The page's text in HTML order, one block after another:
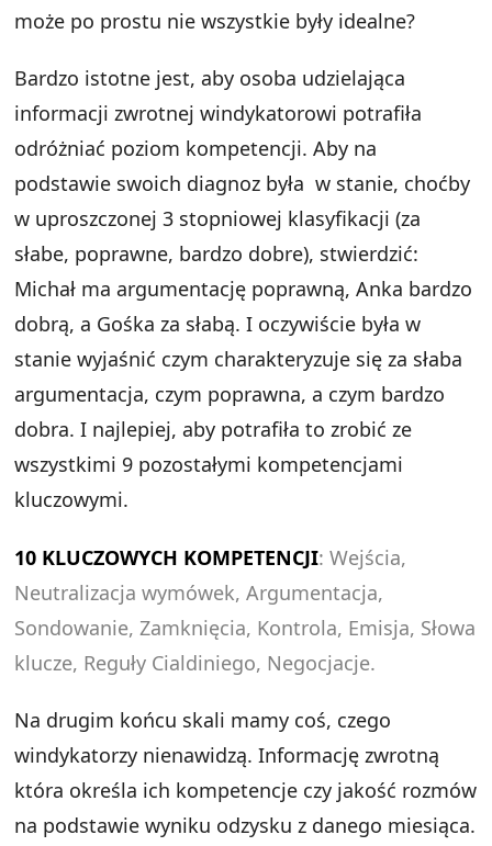
może po prostu nie wszystkie były idealne?
Bardzo istotne jest, aby osoba udzielająca
informacji zwrotnej windykatorowi potrafiła
odróżniać poziom kompetencji. Aby na
podstawie swoich diagnoz była w stanie, choćby
w uproszczonej 3 stopniowej klasyfikacji (za
słabe, poprawne, bardzo dobre), stwierdzić:
Michał ma argumentację poprawną, Anka bardzo
dobrą, a Gośka za słabą. I oczywiście była w
stanie wyjaśnić czym charakteryzuje się za słaba
argumentacja, czym poprawna, a czym bardzo
dobra. I najlepiej, aby potrafiła to zrobić ze
wszystkimi 9 pozostałymi kompetencjami
kluczowymi.
10 KLUCZOWYCH KOMPETENCJI: Wejścia,
Neutralizacja wymówek, Argumentacja,
Sondowanie, Zamknięcia, Kontrola, Emisja, Słowa
klucze, Reguły Cialdiniego, Negocjacje.
Na drugim końcu skali mamy coś, czego
windykatorzy nienawidzą. Informację zwrotną
która określa ich kompetencje czy jakość rozmów
na podstawie wyniku odzysku z danego miesiąca.